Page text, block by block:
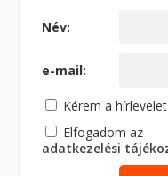
Név:
e-mail:
Kérem a
Elfogadom az
adatkezelési